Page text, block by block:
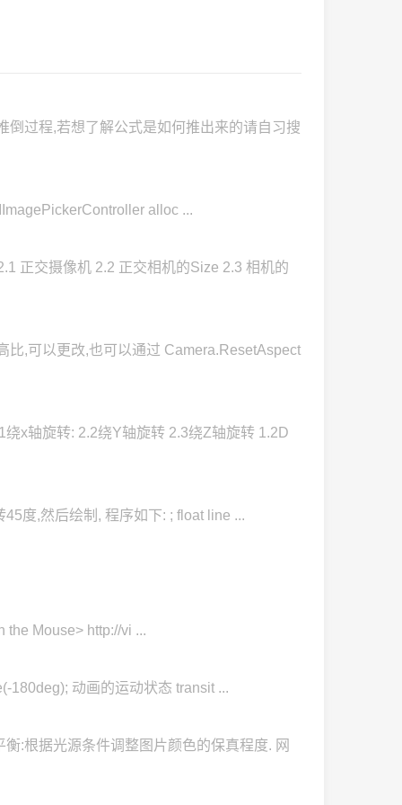
倒过程,若想了解公式是如何推出来的请自习搜
alloc ...
正交摄像机 2.2 正交相机的Size 2.3 相机的
比,可以更改,也可以通过 Camera.ResetAspect
x轴旋转: 2.2绕Y轴旋转 2.3绕Z轴旋转 1.2D
度,然后绘制, 程序如下: ; float line ...
Mouse> http://vi ...
180deg); 动画的运动状态 transit ...
:根据光源条件调整图片颜色的保真程度. 网